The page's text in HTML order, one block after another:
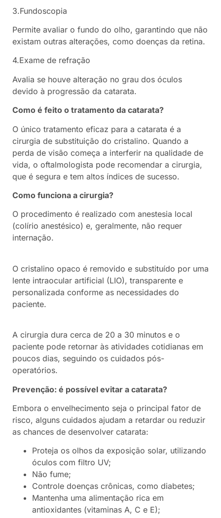
3.Fundoscopia
Permite avaliar o fundo do olho, garantindo que não
existam outras alterações, como doenças da retina.
4.Exame de refração
Avalia se houve alteração no grau dos óculos
devido à progressão da catarata.
Como é feito o tratamento da catarata?
O único tratamento eficaz para a catarata é a
cirurgia de substituição do cristalino. Quando a
perda de visão começa a interferir na qualidade de
vida, o oftalmologista pode recomendar a cirurgia,
que é segura e tem altos índices de sucesso.
Como funciona a cirurgia?
O procedimento é realizado com anestesia local
(colírio anestésico) e, geralmente, não requer
internação.
O cristalino opaco é removido e substituído por uma
lente intraocular artificial (LIO), transparente e
personalizada conforme as necessidades do
paciente.
A cirurgia dura cerca de 20 a 30 minutos e o
paciente pode retornar às atividades cotidianas em
poucos dias, seguindo os cuidados pós-
operatórios.
Prevenção: é possível evitar a catarata?
Embora o envelhecimento seja o principal fator de
risco, alguns cuidados ajudam a retardar ou reduzir
as chances de desenvolver catarata:
Proteja os olhos da exposição solar, utilizando
óculos com filtro UV;
Não fume;
Controle doenças crônicas, como diabetes;
Mantenha uma alimentação rica em
antioxidantes (vitaminas A, C e E);